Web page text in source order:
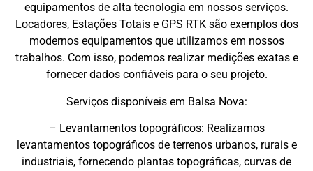
equipamentos de alta tecnologia em nossos serviços.
Locadores, Estações Totais e GPS RTK são exemplos dos
modernos equipamentos que utilizamos em nossos
trabalhos. Com isso, podemos realizar medições exatas e
fornecer dados confiáveis para o seu projeto.
Serviços disponíveis em Balsa Nova:
– Levantamentos topográficos: Realizamos
levantamentos topográficos de terrenos urbanos, rurais e
industriais, fornecendo plantas topográficas, curvas de